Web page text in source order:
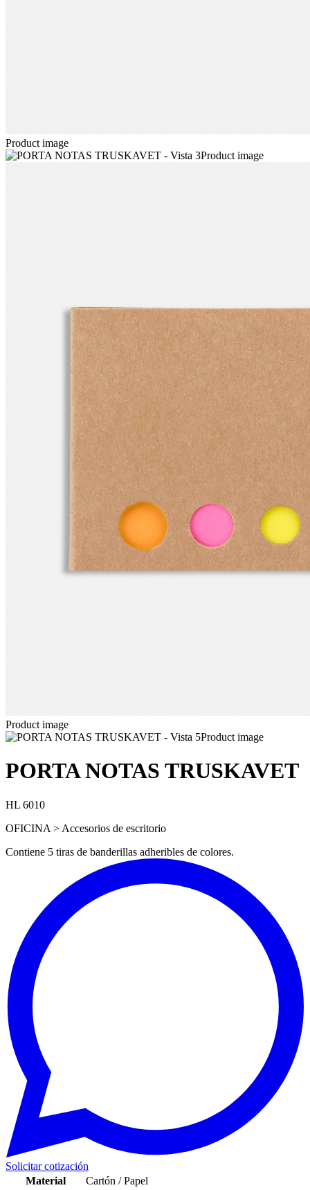
Product image
Product image
Product image
Product image
PORTA NOTAS TRUSKAVET
HL 6010
OFICINA > Accesorios de escritorio
Contiene 5 tiras de banderillas adheribles de colores.
Solicitar cotización
Material
Cartón / Papel